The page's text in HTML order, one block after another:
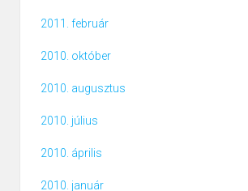
2011. február
2010. október
2010. augusztus
2010. július
2010. április
2010. január